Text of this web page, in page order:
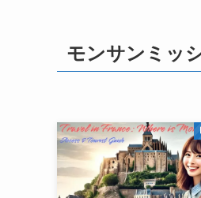
モンサンミッ